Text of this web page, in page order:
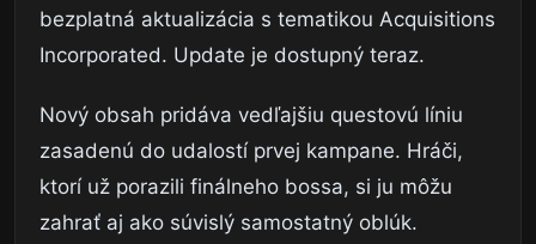
bezplatná aktualizácia s tematikou Acquisitions
Incorporated. Update je dostupný teraz.
Nový obsah pridáva vedľajšiu questovú líniu
zasadenú do udalostí prvej kampane. Hráči,
ktorí už porazili finálneho bossa, si ju môžu
zahrať aj ako súvislý samostatný oblúk.